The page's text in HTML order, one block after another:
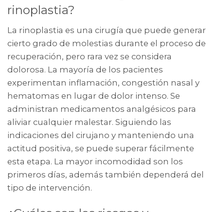
rinoplastia?
La rinoplastia es una cirugía que puede generar
cierto grado de molestias durante el proceso de
recuperación, pero rara vez se considera
dolorosa. La mayoría de los pacientes
experimentan inflamación, congestión nasal y
hematomas en lugar de dolor intenso. Se
administran medicamentos analgésicos para
aliviar cualquier malestar. Siguiendo las
indicaciones del cirujano y manteniendo una
actitud positiva, se puede superar fácilmente
esta etapa. La mayor incomodidad son los
primeros días, además también dependerá del
tipo de intervención.